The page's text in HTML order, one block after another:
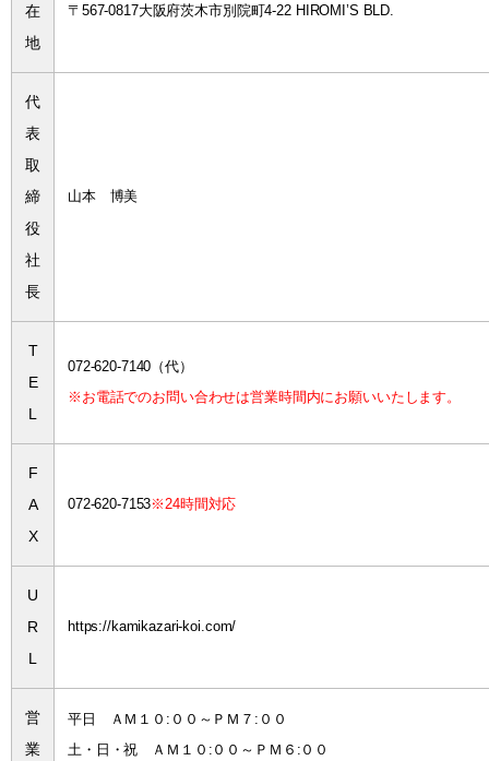
在
地
〒567-0817大阪府茨木市別院町4-22 HIROMI’S BLD.
代
表
取
締
役
社
長
山本 博美
T
E
L
072-620-7140（代）
※お電話でのお問い合わせは営業時間内にお願いいたします。
F
A
X
072-620-7153※24時間対応
U
R
L
https://kamikazari-koi.com/
営
業
平日 ＡＭ１０:００～ＰＭ７:００
土・日・祝 ＡＭ１０:００～ＰＭ６:００